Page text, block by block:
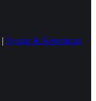
| Syarat & Ketentuan